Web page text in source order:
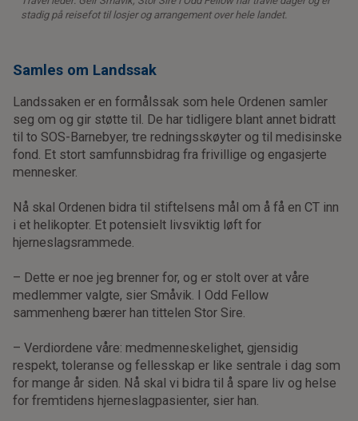
stadig på reisefot til losjer og arrangement over hele landet.
Samles om Landssak
Landssaken er en formålssak som hele Ordenen samler
seg om og gir støtte til. De har tidligere blant annet bidratt
til to SOS-Barnebyer, tre redningsskøyter og til medisinske
fond. Et stort samfunnsbidrag fra frivillige og engasjerte
mennesker.
Nå skal Ordenen bidra til stiftelsens mål om å få en CT inn
i et helikopter. Et potensielt livsviktig løft for
hjerneslagsrammede.
– Dette er noe jeg brenner for, og er stolt over at våre
medlemmer valgte, sier Småvik. I Odd Fellow
sammenheng bærer han tittelen Stor Sire.
– Verdiordene våre: medmenneskelighet, gjensidig
respekt, toleranse og fellesskap er like sentrale i dag som
for mange år siden. Nå skal vi bidra til å spare liv og helse
for fremtidens hjerneslagpasienter, sier han.